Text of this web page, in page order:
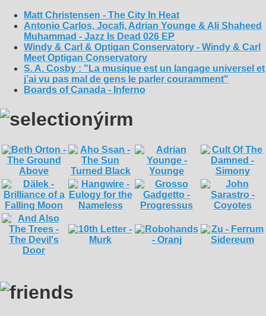
Matt Christensen - The City In Heat
Antonio Carlos, Jocafi, Adrian Younge & Ali Shaheed
Muhammad - Jazz Is Dead 026 EP
Windy & Carl & Optigan Conservatory - Windy & Carl
Meet Optigan Conservatory
S. A. Cosby : "La musique est un langage universel et
j’ai vu pas mal de gens le parler couramment"
Boards of Canada - Inferno